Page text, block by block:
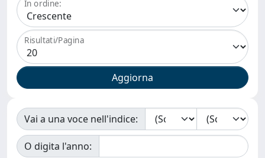
In ordine:
Risultati/Pagina
Vai a una voce nell'indice:
O digita l'anno: